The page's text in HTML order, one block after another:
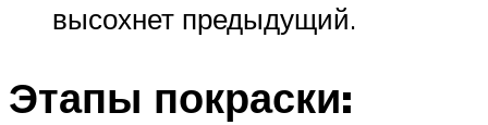
высохнет предыдущий.
Этапы покраски: